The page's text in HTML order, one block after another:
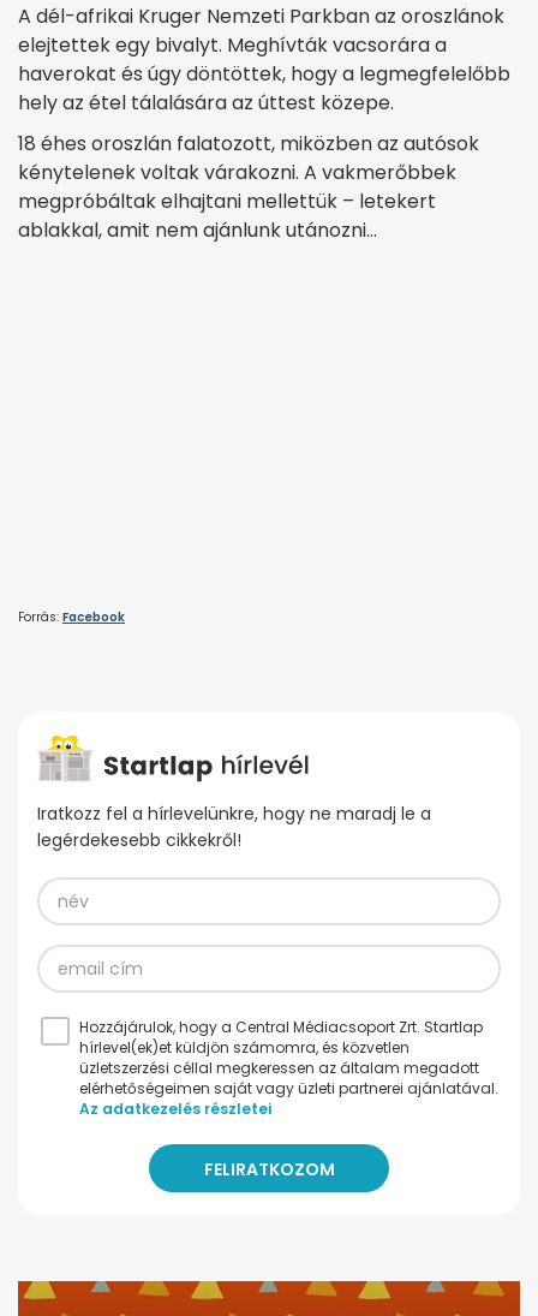
A dél-afrikai Kruger Nemzeti Parkban az oroszlánok
elejtettek egy bivalyt. Meghívták vacsorára a
haverokat és úgy döntöttek, hogy a legmegfelelőbb
hely az étel tálalására az úttest közepe.
18 éhes oroszlán falatozott, miközben az autósok
kénytelenek voltak várakozni. A vakmerőbbek
megpróbáltak elhajtani mellettük – letekert
ablakkal, amit nem ajánlunk utánozni…
Forrás: Facebook
Iratkozz fel a hírlevelünkre, hogy ne maradj le a
legérdekesebb cikkekről!
Hozzájárulok, hogy a Central Médiacsoport Zrt. Startlap
hírlevel(ek)et küldjön számomra, és közvetlen
üzletszerzési céllal megkeressen az általam megadott
elérhetőségeimen saját vagy üzleti partnerei ajánlatával.
Az adatkezelés részletei